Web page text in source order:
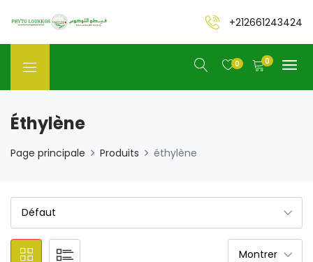
+212661243424
0 0
Éthylène
Page principale Produits éthylène